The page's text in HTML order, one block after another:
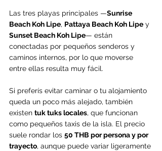
Las tres playas principales —Sunrise
Beach Koh Lipe, Pattaya Beach Koh Lipe y
Sunset Beach Koh Lipe— están
conectadas por pequeños senderos y
caminos internos, por lo que moverse
entre ellas resulta muy fácil.
Si preferís evitar caminar o tu alojamiento
queda un poco más alejado, también
existen tuk tuks locales, que funcionan
como pequeños taxis de la isla. El precio
suele rondar los 50 THB por persona y por
trayecto, aunque puede variar ligeramente